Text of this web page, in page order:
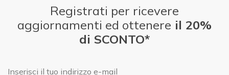
Registrati per ricevere
aggiornamenti ed ottenere il 20%
di SCONTO*
E-mail